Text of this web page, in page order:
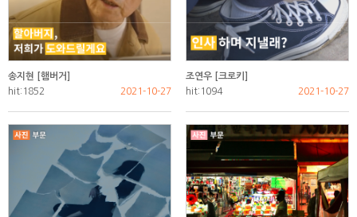
송지현 [햄버거]
hit:1852
2021-10-27
조연우 [크로키]
hit:1094
2021-10-27